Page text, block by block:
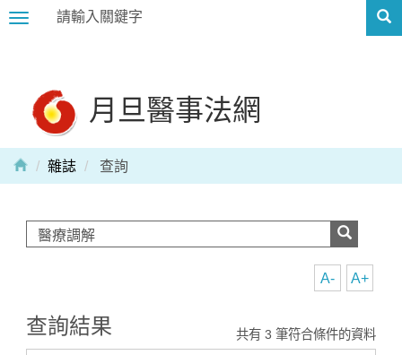
Toggle
月旦醫事法網
雜誌 查詢
A+
A-
查詢結果 共有 3 筆符合條件的資料